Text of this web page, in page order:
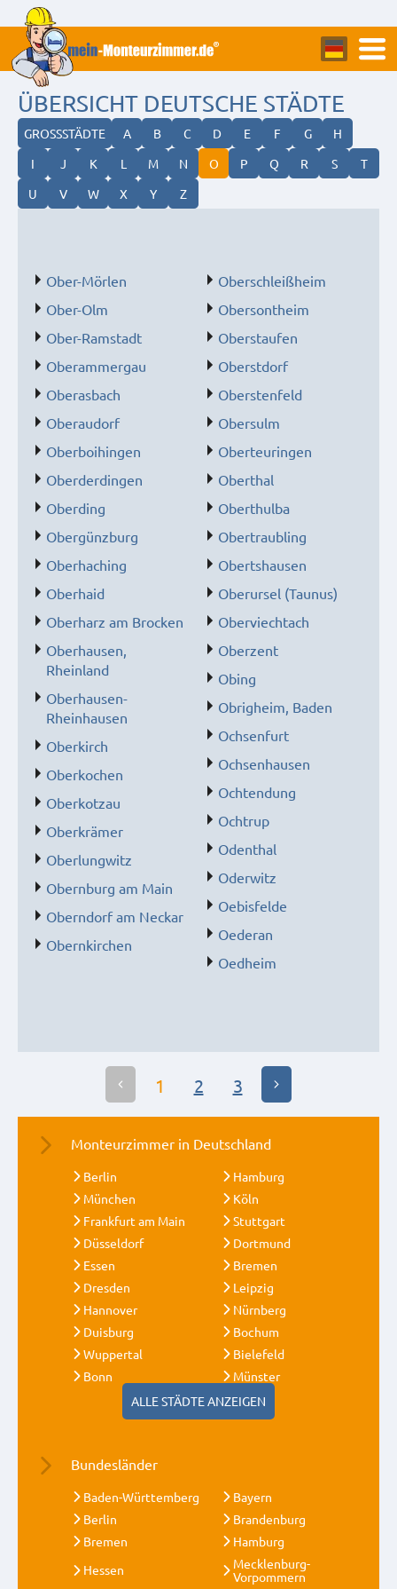
ÜBERSICHT DEUTSCHE STÄDTE
GROSSSTÄDTE A B C D E F G
H
I
J K L M N O P Q R S
T
U
V W X Y Z
Ober-Mörlen
Ober-Olm
Ober-Ramstadt
Oberammergau
Oberasbach
Oberaudorf
Oberboihingen
Oberderdingen
Oberding
Obergünzburg
Oberhaching
Oberhaid
Oberharz am Brocken
Oberhausen,
Rheinland
Oberhausen-
Rheinhausen
Oberkirch
Oberkochen
Oberkotzau
Oberkrämer
Oberlungwitz
Obernburg am Main
Oberndorf am Neckar
Obernkirchen
Oberschleißheim
Obersontheim
Oberstaufen
Oberstdorf
Oberstenfeld
Obersulm
Oberteuringen
Oberthal
Oberthulba
Obertraubling
Obertshausen
Oberursel (Taunus)
Oberviechtach
Oberzent
Obing
Obrigheim, Baden
Ochsenfurt
Ochsenhausen
Ochtendung
Ochtrup
Odenthal
Oderwitz
Oebisfelde
Oederan
Oedheim
1 2 3
Monteurzimmer in Deutschland
Berlin
Hamburg
München
Köln
Frankfurt am Main
Stuttgart
Düsseldorf
Dortmund
Essen
Bremen
Dresden
Leipzig
Hannover
Nürnberg
Duisburg
Bochum
Wuppertal
Bielefeld
Bonn
Münster
ALLE STÄDTE ANZEIGEN
Bundesländer
Baden-Württemberg
Bayern
Berlin
Brandenburg
Bremen
Hamburg
Hessen
Mecklenburg-
Vorpommern